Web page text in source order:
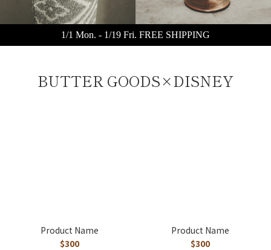
1/1 Mon. - 1/19 Fri. FREE SHIPPING
BUTTER GOODS×DISNEY
Product Name
$300
Product Name
$300